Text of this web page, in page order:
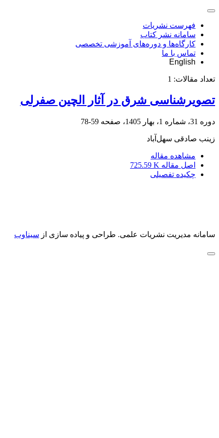
فهرست نشریات
سامانه نشر کتاب
کارگاه‌ها و دوره‌های آموزشی تخصصی
تماس با ما
English
تعداد مقالات: 1
تصویرشناسی شرق در آثار الچین صفرلی
دوره 31، شماره 1، بهار 1405، صفحه 59-78
زینب صادقی سهل‌آباد
مشاهده مقاله
اصل مقاله 725.59 K
چکیده تفصیلی
سامانه مدیریت نشریات علمی. طراحی و پیاده سازی از سیناوب